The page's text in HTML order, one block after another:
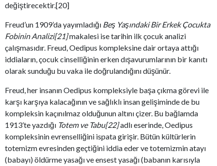
değiştirecektir.[20]
Freud’un 1909’da yayımladığı Beş Yaşındaki Bir Erkek Çocukta
Fobinin Analizi[21]makalesi ise tarihin ilk çocuk analizi
çalışmasıdır. Freud, Oedipus kompleksine dair ortaya attığı
iddiaların, çocuk cinselliğinin erken dışavurumlarının bir kanıtı
olarak sunduğu bu vaka ile doğrulandığını düşünür.
Freud, her insanın Oedipus kompleksiyle başa çıkma görevi ile
karşı karşıya kalacağının ve sağlıklı insan gelişiminde de bu
kompleksin kaçınılmaz olduğunun altını çizer. Bu bağlamda
1913’te yazdığı Totem ve Tabu[22]adlı eserinde, Oedipus
kompleksinin evrenselliğini ispata girişir. Bütün kültürlerin
totemizm evresinden geçtiğini iddia eder ve totemizmin atayı
(babayı) öldürme yasağı ve ensest yasağı (babanın karısıyla